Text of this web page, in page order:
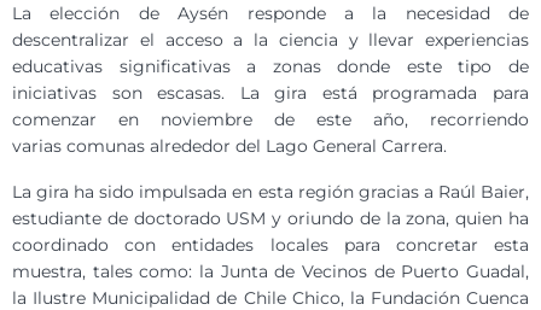
La elección de Aysén responde a la necesidad de
descentralizar el acceso a la ciencia y llevar experiencias
educativas significativas a zonas donde este tipo de
iniciativas son escasas. La gira está programada para
comenzar en noviembre de este año, recorriendo
varias comunas alrededor del Lago General Carrera.
La gira ha sido impulsada en esta región gracias a Raúl Baier,
estudiante de doctorado USM y oriundo de la zona, quien ha
coordinado con entidades locales para concretar esta
muestra, tales como: la Junta de Vecinos de Puerto Guadal,
la Ilustre Municipalidad de Chile Chico, la Fundación Cuenca